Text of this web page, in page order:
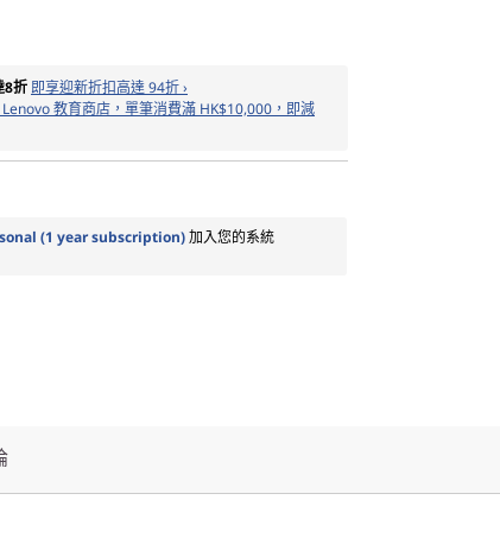
8折 即享迎新折扣高達 94折 ›
教育商店，單筆消費滿 HK$10,000，即減
(1 year subscription)加入您的系統